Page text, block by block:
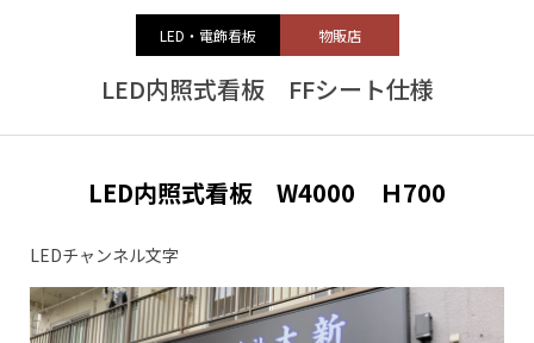
LED・電飾看板 物販店
LED内照式看板 FFシート仕様
LED内照式看板 W4000 Ｈ700
LEDチャンネル文字